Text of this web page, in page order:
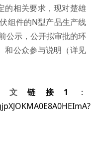
的相关要求，现对楚雄
组件的N型产品生产线
公示，公开拟审批的环
和公众参与说明（详见
文链接1 ：